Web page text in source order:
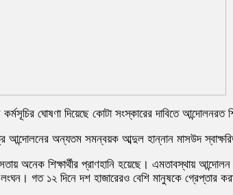
ঘোষণা দিয়েছে কোটা সংস্কারের দাবিতে আন্দোলনরত
আন্দোলনের অন্যতম সমন্বয়ক আব্দুল হান্নান মাসউদ
অনেক শিক্ষার্থীর প্রাণহানি হয়েছে। এমতাবস্থায়
লংঘন। গত ১২ দিনে দশ হাজারেরও বেশি মানুষকে গ্রেপ্তার